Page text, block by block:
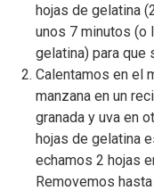
hojas de gelatina
unos 7 minutos (o
gelatina) para que
Calentamos en el
manzana en un
granada y uva en
hojas de gelatina
echamos 2 hojas
Removemos